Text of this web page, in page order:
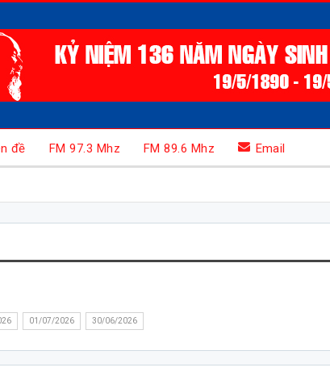
đề FM 97.3 Mhz FM 89.6 Mhz Email
01/07/2026 30/06/2026